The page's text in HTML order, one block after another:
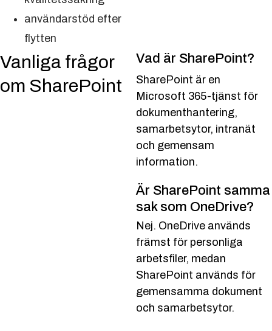
användarstöd efter
flytten
Vanliga frågor
om SharePoint
Vad är SharePoint?
SharePoint är en
Microsoft 365-tjänst för
dokumenthantering,
samarbetsytor, intranät
och gemensam
information.
Är SharePoint samma
sak som OneDrive?
Nej. OneDrive används
främst för personliga
arbetsfiler, medan
SharePoint används för
gemensamma dokument
och samarbetsytor.